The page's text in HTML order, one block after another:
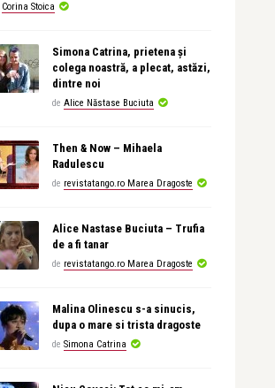
Corina Stoica
Simona Catrina, prietena și
colega noastră, a plecat, astăzi,
dintre noi
de Alice Năstase Buciuta
Then & Now – Mihaela
Radulescu
de revistatango.ro Marea Dragoste
Alice Nastase Buciuta – Trufia
de a fi tanar
de revistatango.ro Marea Dragoste
Malina Olinescu s-a sinucis,
dupa o mare si trista dragoste
de Simona Catrina